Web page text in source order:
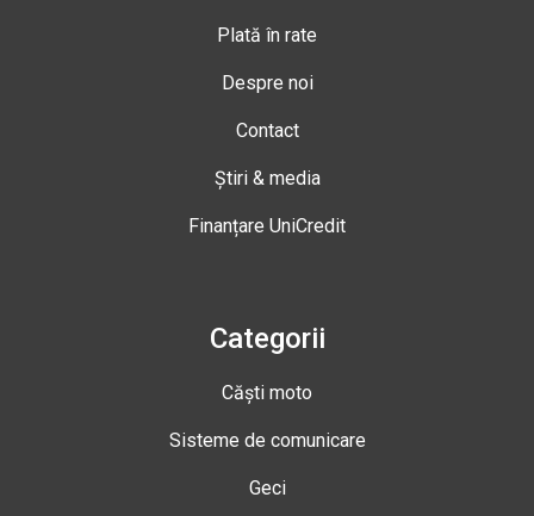
Plată în rate
Despre noi
Contact
Știri & media
Finanțare UniCredit
Categorii
Căști moto
Sisteme de comunicare
Geci